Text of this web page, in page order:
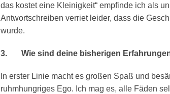
das kostet eine Kleinigkeit“ empfinde ich als
Antwortschreiben verriet leider, dass die
wurde.
3. Wie sind deine bisherigen
In erster Linie macht es großen Spaß und
ruhmhungriges Ego. Ich mag es, alle Fäden